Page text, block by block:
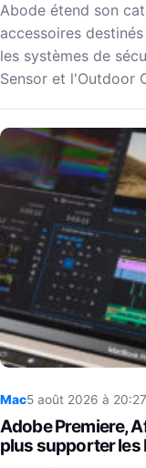
Abode étend son
accessoires
les systèmes de
Sensor et l'Outdoor
Mac5 août 2026 à 20:27
Adobe Premiere,
plus supporter les